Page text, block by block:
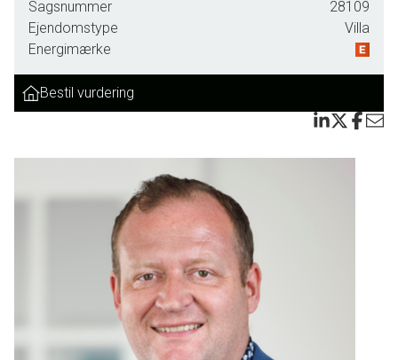
Sagsnummer
28109
Ejendomstype
Villa
Energimærke
Bestil vurdering